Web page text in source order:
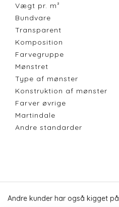
Vægt pr. m²
Bundvare
Transparent
Komposition
Farvegruppe
Mønstret
Type af mønster
Konstruktion af mønster
Farver øvrige
Martindale
Andre standarder
Andre kunder har også kigget på